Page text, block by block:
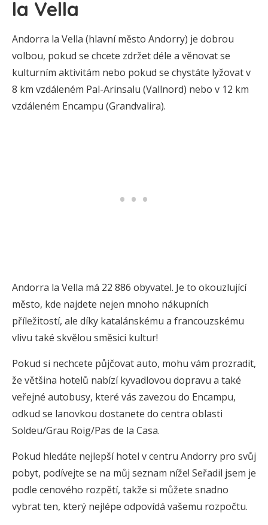
la Vella
Andorra la Vella (hlavní město Andorry) je dobrou
volbou, pokud se chcete zdržet déle a věnovat se
kulturním aktivitám nebo pokud se chystáte lyžovat v
8 km vzdáleném Pal-Arinsalu (Vallnord) nebo v 12 km
vzdáleném Encampu (Grandvalira).
Andorra la Vella má 22 886 obyvatel. Je to okouzlující
město, kde najdete nejen mnoho nákupních
příležitostí, ale díky katalánskému a francouzskému
vlivu také skvělou směsici kultur!
Pokud si nechcete půjčovat auto, mohu vám prozradit,
že většina hotelů nabízí kyvadlovou dopravu a také
veřejné autobusy, které vás zavezou do Encampu,
odkud se lanovkou dostanete do centra oblasti
Soldeu/Grau Roig/Pas de la Casa.
Pokud hledáte nejlepší hotel v centru Andorry pro svůj
pobyt, podívejte se na můj seznam níže! Seřadil jsem je
podle cenového rozpětí, takže si můžete snadno
vybrat ten, který nejlépe odpovídá vašemu rozpočtu.